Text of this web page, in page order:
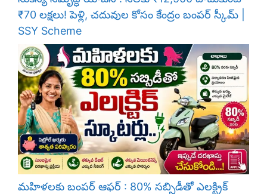
₹70 లక్షలు! పెళ్లి, చదువుల కోసం కేంద్రం బంపర్ స్కీమ్ |
SSY Scheme
మహిళలకు బంపర్ ఆఫర్ : 80% సబ్సిడీతో ఎలక్ట్రిక్